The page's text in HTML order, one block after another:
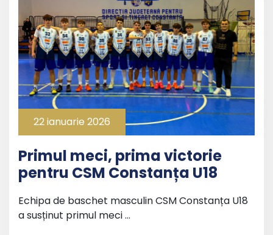
22 ianuarie 2026
Primul meci, prima victorie
pentru CSM Constanța U18
Echipa de baschet masculin CSM Constanța U18
a susținut primul meci …